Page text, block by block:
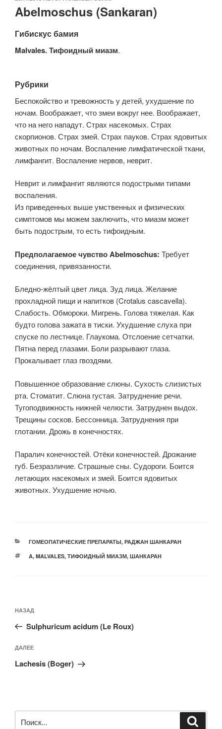
Abelmoschus (Sankaran)
Гибискус бамия
Malvales. Тифоидный миазм.
Рубрики
Беспокойство и тревожность у детей, ухудшение по
ночам. Воображает, что змеи вокруг нее. Воображает,
что на него нападут. Страх насекомых. Страх
скорпионов. Страх змей. Страх пауков. Страх ядовитых
животных по ночам. Воспаление лимфатической ткани,
лимфангит. Воспаление нервов, неврит.
Неврит и лимфангит являются подострыми типами
воспаления.
Из приведенных выше умственных и физических
симптомов мы можем заключить, что миазм может
быть подострым, то есть тифоидным.
Предполагаемое чувство Abelmoschus: Требует
соединения, привязанности.
Бледно-жёлтый цвет лица. Зуд лица. Желание
прохладной пищи и напитков (Crotalus cascavella).
Слабость. Обмороки. Мигрень. Голова тяжелая. Как
будто голова зажата в тиски. Ухудшение слуха при
спуске по лестнице. Глаукома. Отслоение сетчатки.
Пятна перед глазами. Боли разрывают глаза.
Прокалывает глаз гвоздями.
Повышенное образование слюны. Сухость слизистых
рта. Стоматит. Слюна густая. Затруднение речи.
Тугоподвижность нижней челюсти. Затруднен выдох.
Трещины сосков. Бессонница. Затруднения при
глотании. Дрожь в конечностях.
Паралич конечностей. Отёки конечностей. Дрожание
губ. Безразличие. Страшные сны. Судороги. Боится
летающих насекомых и змей. Боится ядовитых
животных. Ухудшение ночью.
РУБРИКИ
ГОМЕОПАТИЧЕСКИЕ ПРЕПАРАТЫ, РАДЖАН ШАНКАРАН
МЕТКИ
A, MALVALES, ТИФОИДНЫЙ МИАЗМ, ШАНКАРАН
по
записям
Предыдущая
запись:
НАЗАД
Sulphuricum acidum (Le Roux)
Следующая
запись
ДАЛЕЕ
Lachesis (Boger)